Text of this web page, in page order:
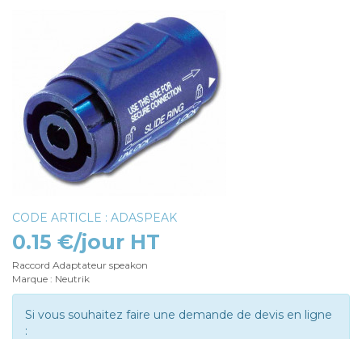
CODE ARTICLE : ADASPEAK
0.15 €/jour HT
Raccord Adaptateur speakon
Marque : Neutrik
Si vous souhaitez faire une demande de devis en ligne
: